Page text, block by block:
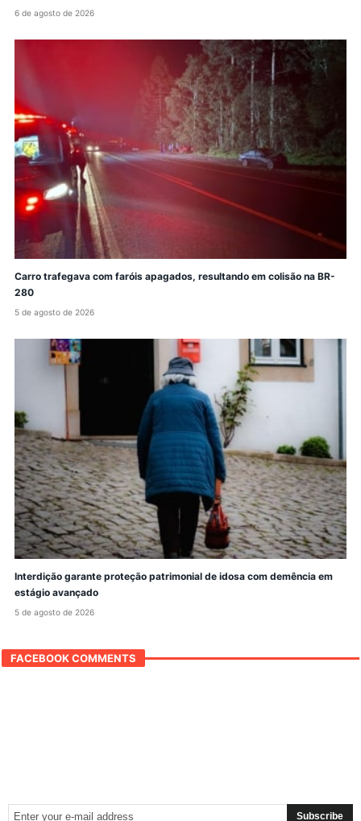
6 de agosto de 2026
Carro trafegava com faróis apagados, resultando em colisão na BR-
280
5 de agosto de 2026
Interdição garante proteção patrimonial de idosa com demência em
estágio avançado
5 de agosto de 2026
FACEBOOK COMMENTS